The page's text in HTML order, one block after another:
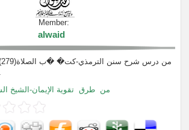
Member:
alwaid
من طرق تقوية الإيمان-الشيخ